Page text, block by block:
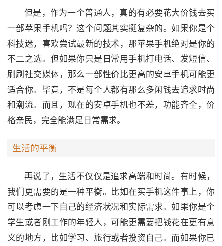
但是，作为一个普通人，真的有必要花大价钱去买
一部苹果手机吗？这个问题其实挺复杂的。如果你是个
科技迷，喜欢尝试最新的技术，那苹果手机绝对是你的
不二之选。但如果你只是日常用手机打电话、发短信、
刷刷社交媒体，那么一部性价比更高的安卓手机可能更
适合你。毕竟，不是每个人都有那么多闲钱去追求时尚
和潮流。而且，现在的安卓手机也不差，功能齐全，价
格亲民，完全能满足日常需求。
生活的平衡
再说了，生活不仅仅是追求高端和时尚。有时候，
我们更需要的是一种平衡。比如在买手机这件事上，你
可以考虑一下自己的经济状况和实际需求。如果你是个
学生或者刚工作的年轻人，可能更需要把钱花在更有意
义的地方，比如学习、旅行或者投资自己。而如果你已